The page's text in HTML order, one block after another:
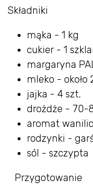
Składniki
mąka - 1 kg
cukier - 1
margaryna
mleko - około
jajka - 4 szt.
drożdże - 70-
aromat
rodzynki -
sól - szczypta
Przygotowanie